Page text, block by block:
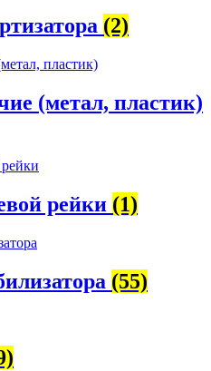
(2)
(метал, пластик)
рейки (1)
(55)